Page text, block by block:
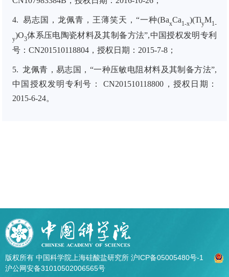
4. 易志国，龙佩青，王薄笑天，“一种(BaxCa1-x)(TiyM1-
y)O3体系压电陶瓷材料及其制备方法”,中国授权发明专利
号：CN201510118804 ， 授权日期： 2015-7-8；
5. 龙佩青，易志国，“一种压敏电阻材料及其制备方法”,
中国授权发明专利号： CN201510118800 ， 授权日期：
2015-6-24。
版权所有 中国科学院上海硅酸盐研究所 沪ICP备05005480号-1
沪公网安备31010502006565号